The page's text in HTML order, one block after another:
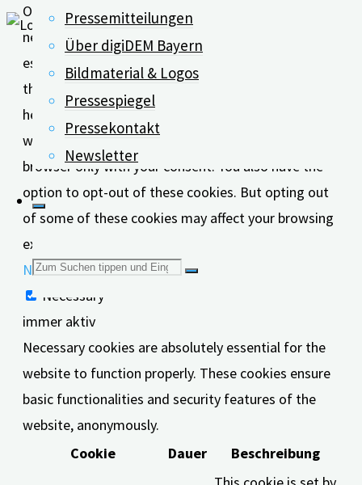
Pressemitteilungen
Über digiDEM Bayern
Bildmaterial & Logos
Pressespiegel
Pressekontakt
Newsletter
Suchen
nach:
Out of these, the cookies that are categorized as
necessary are stored on your browser as they are
essential for the working of basic functionalities of
the website. We also use third-party cookies that
help us analyze and understand how you use this
website. These cookies will be stored in your
browser only with your consent. You also have the
option to opt-out of these cookies. But opting out
of some of these cookies may affect your browsing
experience.
Necessary
Necessary
immer aktiv
Necessary cookies are absolutely essential for the
website to function properly. These cookies ensure
basic functionalities and security features of the
website, anonymously.
Cookie
Dauer
Beschreibung